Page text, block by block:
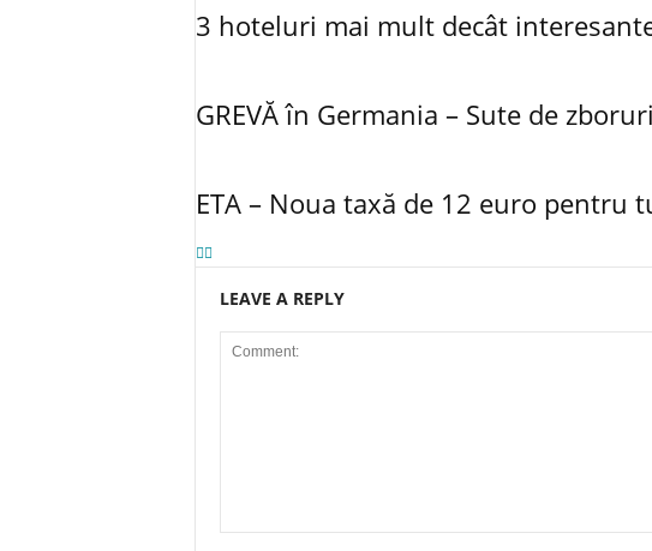
3 hoteluri mai mult decât
GREVĂ în Germania – Sute de
ETA – Noua taxă de 12 euro pentru
LEAVE A REPLY